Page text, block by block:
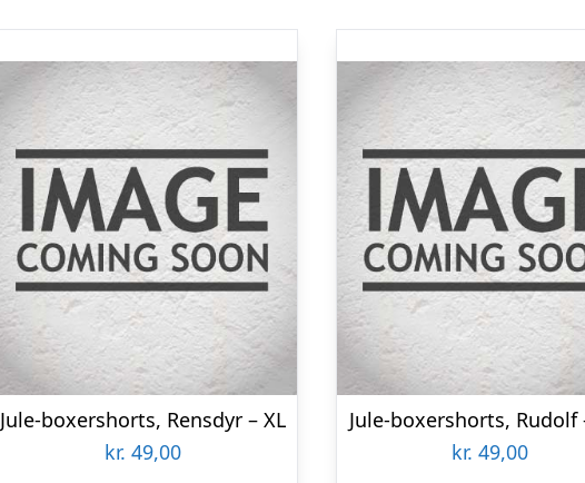
Jule-boxershorts, Rensdyr – XL
kr. 49,00
Jule-boxershorts, Rudolf
kr. 49,00